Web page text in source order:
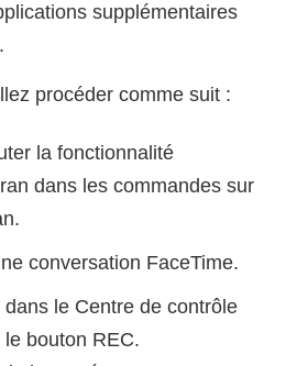
supplémentaires
procéder comme suit :
la fonctionnalité
dans les commandes sur
conversation FaceTime.
le Centre de contrôle
bouton REC.